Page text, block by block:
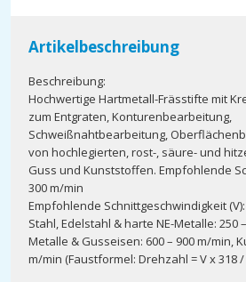
Artikelbeschreibung
Beschreibung:
Hochwertige Hartmetall-Frässtifte mit
zum Entgraten, Konturenbearbeitung,
Schweißnahtbearbeitung,
von hochlegierten, rost-, säure- und
Guss und Kunststoffen. Empfohlende
300 m/min
Empfohlende Schnittgeschwindigkeit (V):
Stahl, Edelstahl & harte NE-Metalle: 250
Metalle & Gusseisen: 600 – 900 m/min,
m/min (Faustformel: Drehzahl = V x 318